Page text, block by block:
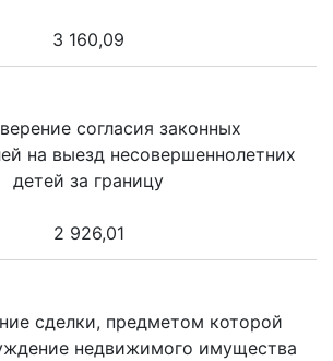
3 160,09
согласия законных
на выезд несовершеннолетних
детей за границу
2 926,01
сделки, предметом которой
недвижимого имущества